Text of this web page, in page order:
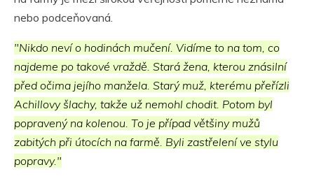
nebo podceňovaná.
"Nikdo neví o hodinách mučení. Vidíme to na tom, co
najdeme po takové vraždě. Stará žena, kterou znásilní
před očima jejího manžela. Starý muž, kterému přeřízli
Achillovy šlachy, takže už nemohl chodit. Potom byl
popravený na kolenou. To je případ většiny mužů
zabitých při útocích na farmě. Byli zastřelení ve stylu
popravy."